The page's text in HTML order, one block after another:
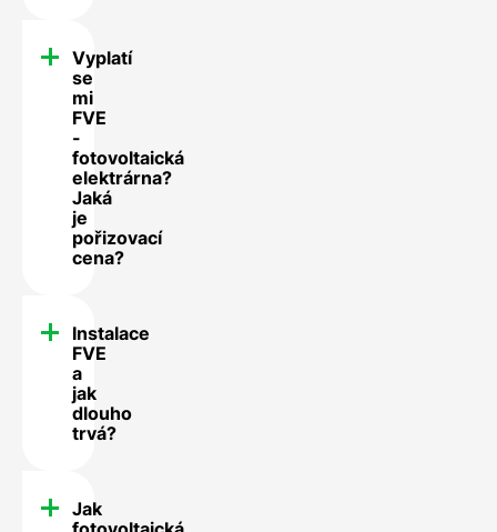
Vyplatí
se
mi
FVE
-
fotovoltaická
elektrárna?
Jaká
je
pořizovací
cena?
Instalace
FVE
a
jak
dlouho
trvá?
Jak